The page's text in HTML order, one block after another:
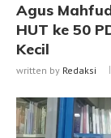
Agus
HUT ke 50
Kecil
written by Redaksi